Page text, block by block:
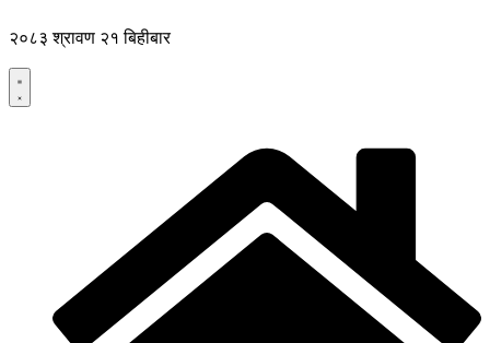
to
२०८३ श्रावण २१ बिहीबार